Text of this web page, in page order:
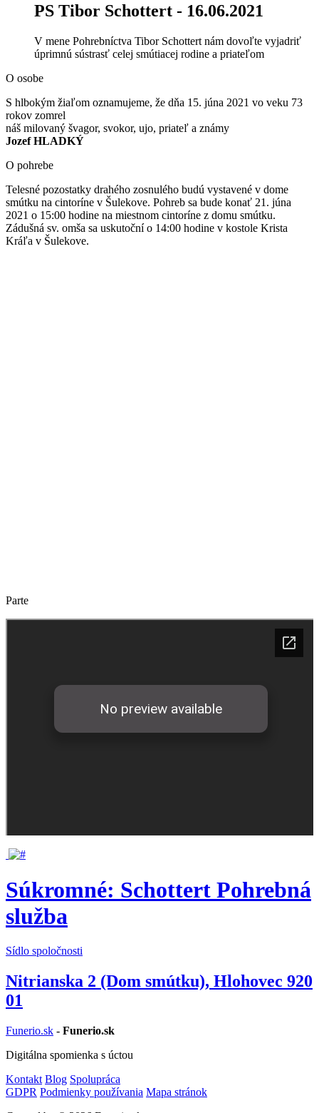
PS Tibor Schottert - 16.06.2021
V mene Pohrebníctva Tibor Schottert nám dovoľte vyjadriť
úprimnú sústrasť celej smútiacej rodine a priateľom
O osobe
S hlbokým žiaľom oznamujeme, že dňa 15. júna 2021 vo veku 73
rokov zomrel
náš milovaný švagor, svokor, ujo, priateľ a známy
Jozef HLADKÝ
O pohrebe
Telesné pozostatky drahého zosnulého budú vystavené v dome
smútku na cintoríne v Šulekove. Pohreb sa bude konať 21. júna
2021 o 15:00 hodine na miestnom cintoríne z domu smútku.
Zádušná sv. omša sa uskutoční o 14:00 hodine v kostole Krista
Kráľa v Šulekove.
Parte
Súkromné: Schottert Pohrebná
služba
Sídlo spoločnosti
Nitrianska 2 (Dom smútku), Hlohovec 920
01
Funerio.sk - Funerio.sk
Digitálna spomienka s úctou
Kontakt Blog Spolupráca
GDPR Podmienky používania Mapa stránok